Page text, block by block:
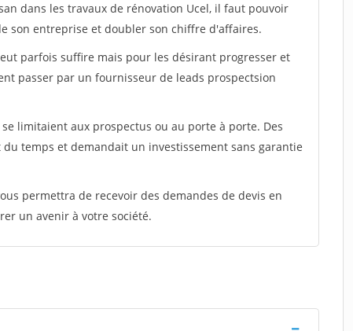
dans les travaux de rénovation Ucel, il faut pouvoir
son entreprise et doubler son chiffre d'affaires.
parfois suffire mais pour les désirant progresser et
passer par un fournisseur de leads prospectsion
limitaient aux prospectus ou au porte à porte. Des
temps et demandait un investissement sans garantie
permettra de recevoir des demandes de devis en
un avenir à votre société.